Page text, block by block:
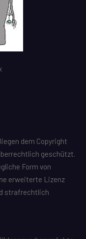
dem Copyright
geschützt.
Form von
erweiterte Lizenz
strafrechtlich